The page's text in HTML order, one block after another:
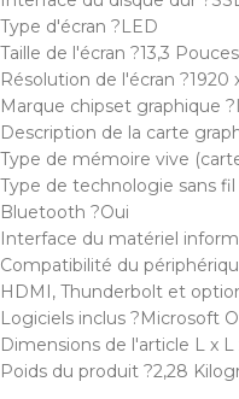
Type d'écran ?LED
Taille de l'écran ?13,3 Pouces
Résolution de l'écran ?1920
Marque chipset graphique
Description de la carte
Type de mémoire vive
Type de technologie sans fil
Bluetooth ?Oui
Interface du matériel
Compatibilité du
HDMI, Thunderbolt et
Logiciels inclus ?Microsoft
Dimensions de l'article L x
Poids du produit ?2,28